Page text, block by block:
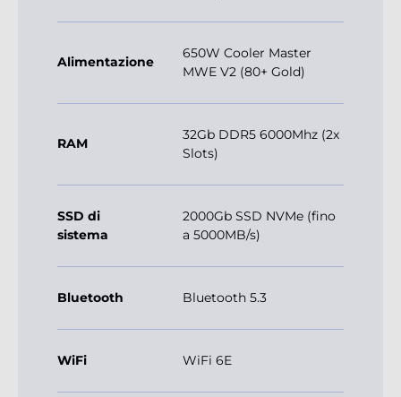
Alimentazione
650W Cooler Master
MWE V2 (80+ Gold)
RAM
32Gb DDR5 6000Mhz (2x
Slots)
SSD di
sistema
2000Gb SSD NVMe (fino
a 5000MB/s)
Bluetooth Bluetooth 5.3
WiFi WiFi 6E